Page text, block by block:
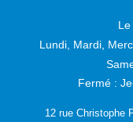
Lundi, Mardi,
Fermé :
12 rue Christophe